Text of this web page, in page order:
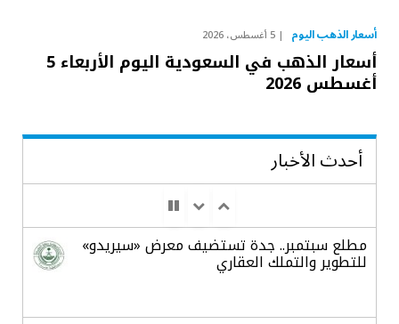
أسعار الذهب اليوم 5 أغسطس، 2026
أسعار الذهب في السعودية اليوم الأربعاء 5
أغسطس 2026
أحدث الأخبار
مطلع سبتمبر.. جدة تستضيف معرض «سيريدو»
للتطوير والتملك العقاري